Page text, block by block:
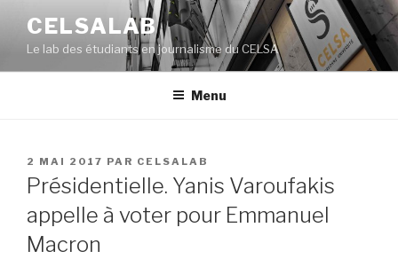
contenu
principal
CELSALAB
Le lab des étudiants en journalisme du CELSA
Menu
PUBLIÉ
LE
2 MAI 2017 PAR CELSALAB
Présidentielle. Yanis Varoufakis
appelle à voter pour Emmanuel
Macron